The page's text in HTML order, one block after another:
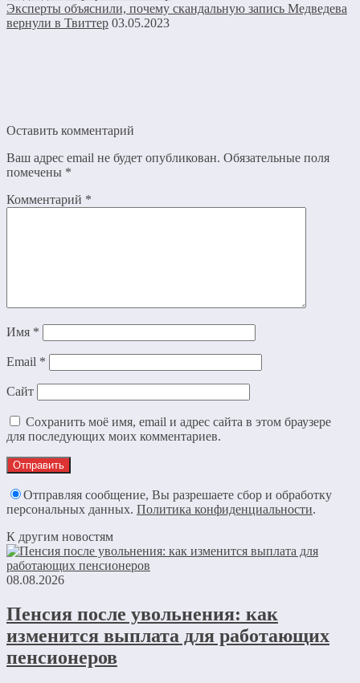
Эксперты объяснили, почему скандальную запись Медведева
вернули в Твиттер 03.05.2023
Оставить комментарий
Ваш адрес email не будет опубликован. Обязательные поля
помечены *
Комментарий *
Имя *
Email *
Сайт
Сохранить моё имя, email и адрес сайта в этом браузере
для последующих моих комментариев.
Отправляя сообщение, Вы разрешаете сбор и обработку
персональных данных. Политика конфиденциальности.
К другим новостям
08.08.2026
Пенсия после увольнения: как
изменится выплата для работающих
пенсионеров